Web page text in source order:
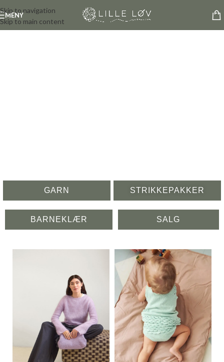
Skip to navigation
Skip to main content
MENY
GARN STRIKKEPAKKER
BARNEKLÆR SALG